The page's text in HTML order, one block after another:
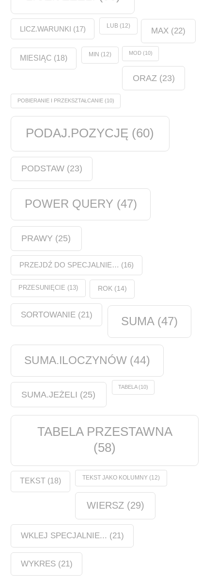
LICZ.WARUNKI (17) LUB(12)
MAX(22)
MIESIĄC (18) MIN (12) MOD(10)
ORAZ (23)
POBIERANIE I PRZEKSZTAŁCANIE(10)
PODAJ.POZYCJĘ (60)
PODSTAW(23)
POWER QUERY (47)
PRAWY (25)
PRZEJDŹ DO SPECJALNIE… (16)
PRZESUNIĘCIE (13) ROK(14)
SORTOWANIE(21) SUMA(47)
SUMA.ILOCZYNÓW (44)
SUMA.JEŻELI (25)
TABELA(10)
TABELA PRZESTAWNA
(58)
TEKST (18) TEKST JAKO KOLUMNY(12)
WIERSZ(29)
WKLEJ SPECJALNIE... (21)
WYKRES(21)